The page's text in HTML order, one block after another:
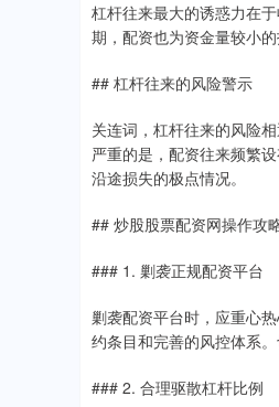
杠杆往来最大的诱惑力在
期，配资也为资金量较小
## 杠杆往来的风险警示
关连词，杠杆往来的风险
严重的是，配资往来频繁
沿途损失的极点情况。
## 炒股股票配资网操作攻
### 1. 剿袭正规配资平台
剿袭配资平台时，应重心
约条目和完善的风控体系。
### 2. 合理驱散杠杆比例